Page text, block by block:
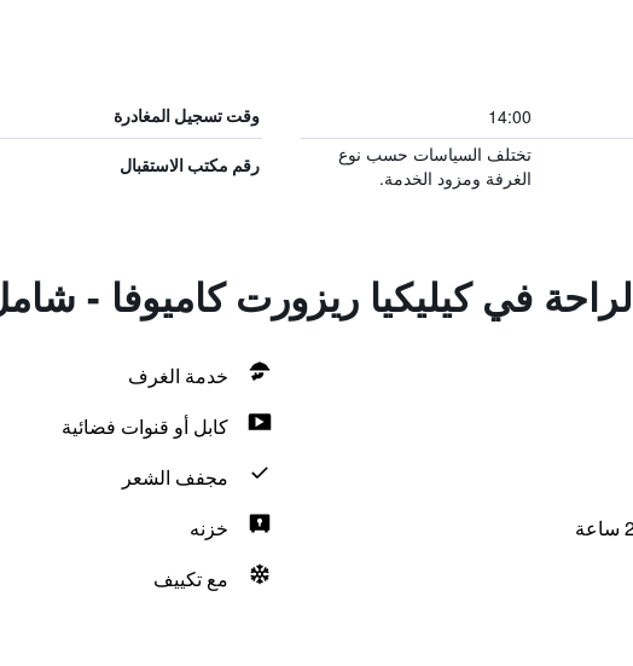
14:00 وقت تسجيل المغادرة
تختلف السياسات حسب نوع
الغرفة ومزود الخدمة.
رقم مكتب الاستقبال
في كيليكيا ريزورت كاميوفا -
خدمة الغرف
كابل أو قنوات فضائية
مجفف الشعر
خزنه
مع تكييف